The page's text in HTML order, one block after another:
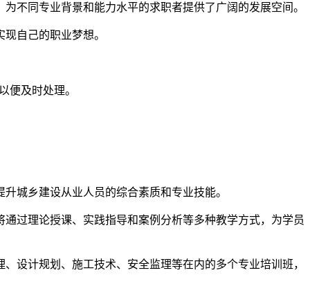
不同专业背景和能力水平的求职者提供了广阔的发展空间。
自己的职业梦想。
便及时处理。
城乡建设从业人员的综合素质和专业技能。
过理论授课、实践指导和案例分析等多种教学方式，为学员
设计规划、施工技术、安全监理等在内的多个专业培训班，